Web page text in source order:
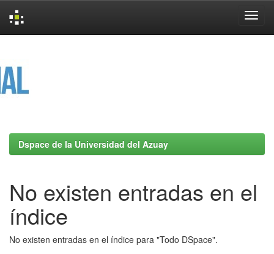
Dspace de la Universidad del Azuay
No existen entradas en el
índice
No existen entradas en el índice para "Todo DSpace".